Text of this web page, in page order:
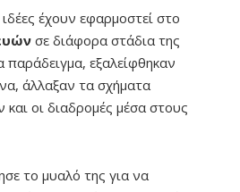
έχουν εφαρμοστεί στο
σε διάφορα στάδια της
παράδειγμα, εξαλείφθηκαν
άλλαξαν τα σχήματα
οι διαδρομές μέσα στους
το μυαλό της για να